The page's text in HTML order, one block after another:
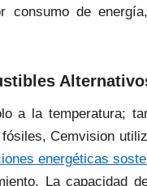
consumo de
a la temperatura;
Cemvision
energéticas
La capacidad